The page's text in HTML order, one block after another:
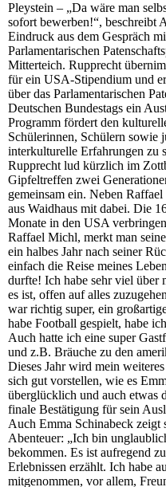
Pleystein – „Da wäre man
sofort bewerben!“, beschreibt
Eindruck aus dem Gespräch
Parlamentarischen
Mitterteich. Rupprecht
für ein USA-Stipendium und
über das Parlamentarischen
Deutschen Bundestags ein
Programm fördert den
Schülerinnen, Schülern sowie
interkulturelle Erfahrungen zu
Rupprecht lud kürzlich im
Gipfeltreffen zwei
gemeinsam ein. Neben
aus Waidhaus mit dabei. Die
Monate in den USA
Raffael Michl, merkt man
ein halbes Jahr nach seiner
einfach die Reise meines
durfte! Ich habe sehr viel über
es ist, offen auf alles
war richtig super, ein
habe Football gespielt, habe
Auch hatte ich eine super
und z.B. Bräuche zu den
Dieses Jahr wird mein
sich gut vorstellen, wie es
überglücklich und auch etwas
finale Bestätigung für sein
Auch Emma Schinabeck
Abenteuer: „Ich bin
bekommen. Es ist aufregend
Erlebnissen erzählt. Ich habe
mitgenommen, vor allem,